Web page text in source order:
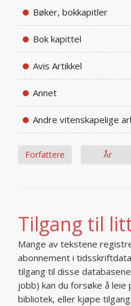
Bøker, bokkapitler
Bok kapittel
Avis Artikkel
Annet
Andre vitenskapelige
Forfattere År
Tilgang til
Mange av tekstene
abonnement i
tilgang til disse
jobb) kan du forsøke å leie
bibliotek, eller kjøpe